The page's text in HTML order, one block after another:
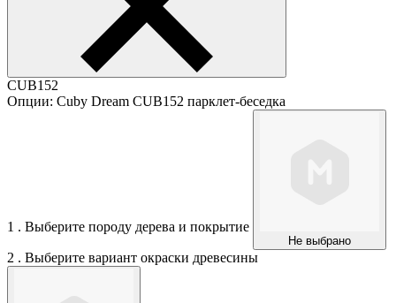
CUB152
Опции: Cuby Dream CUB152 парклет-беседка
1 . Выберите породу дерева и покрытие
Не выбрано
2 . Выберите вариант окраски древесины